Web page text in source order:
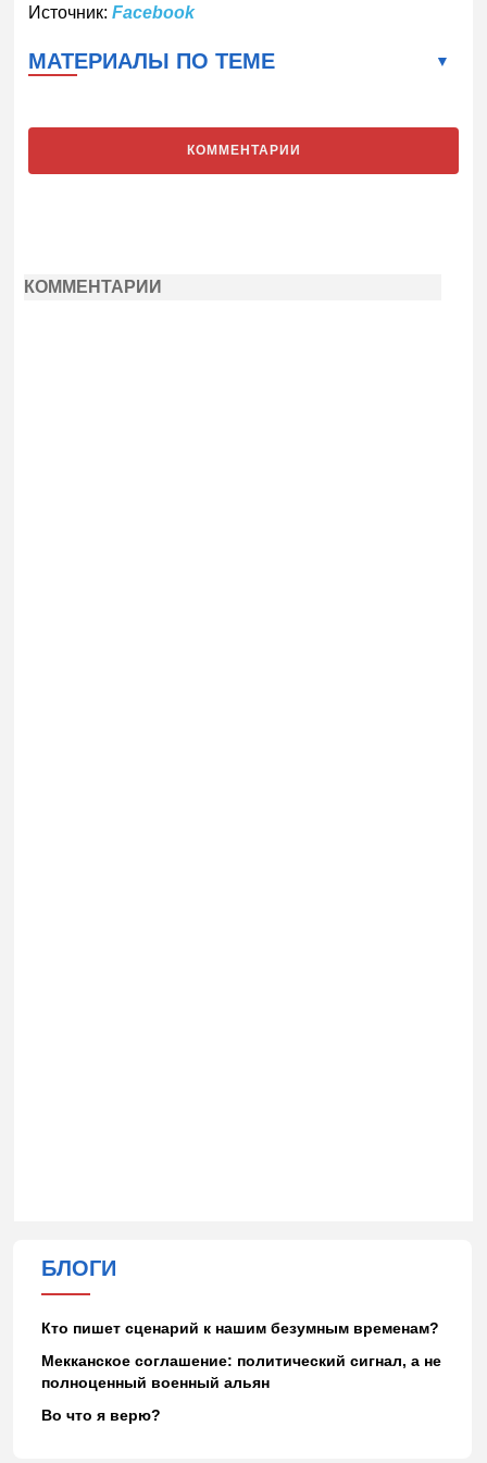
Источник:Facebook
МАТЕРИАЛЫ ПО ТЕМЕ
КОММЕНТАРИИ
КОММЕНТАРИИ
БЛОГИ
Кто пишет сценарий к нашим безумным временам?
Мекканское соглашение: политический сигнал, а не
полноценный военный альян
Во что я верю?